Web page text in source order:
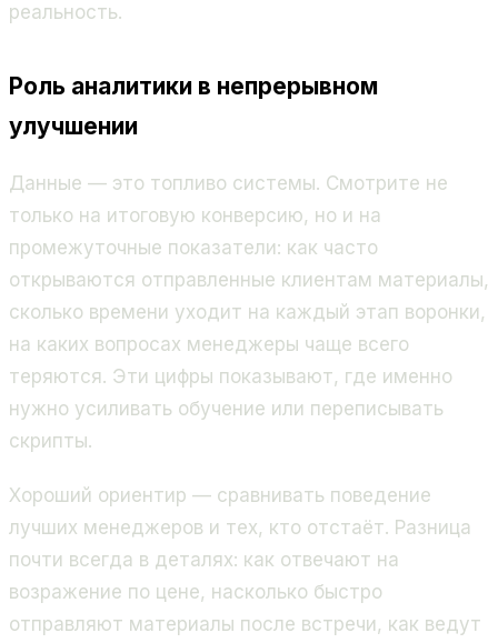
реальность.
Роль аналитики в непрерывном
улучшении
Данные — это топливо системы. Смотрите не
только на итоговую конверсию, но и на
промежуточные показатели: как часто
открываются отправленные клиентам материалы,
сколько времени уходит на каждый этап воронки,
на каких вопросах менеджеры чаще всего
теряются. Эти цифры показывают, где именно
нужно усиливать обучение или переписывать
скрипты.
Хороший ориентир — сравнивать поведение
лучших менеджеров и тех, кто отстаёт. Разница
почти всегда в деталях: как отвечают на
возражение по цене, насколько быстро
отправляют материалы после встречи, как ведут